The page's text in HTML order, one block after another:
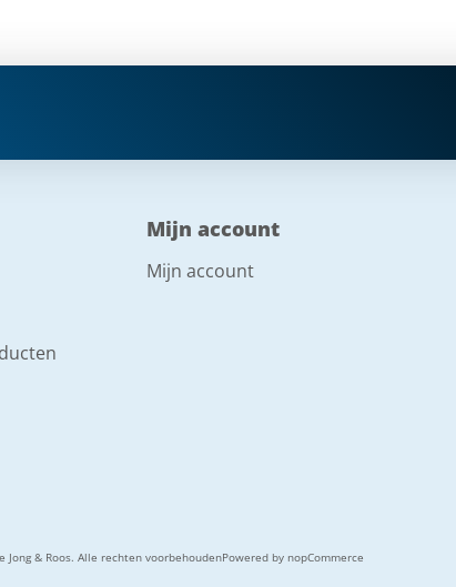
Mijn account
Mijn account
Jong & Roos. Alle rechten voorbehoudenPowered by nopCommerce